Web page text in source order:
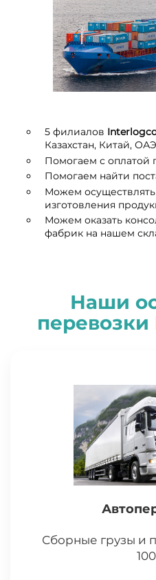
5 филиалов I
Казахстан, Китай,
Помогаем с оплатой
Помогаем найти
Можем осуществлять
изготовления
Можем оказать
фабрик на нашем
Наши
перевозки
Сборные грузы и